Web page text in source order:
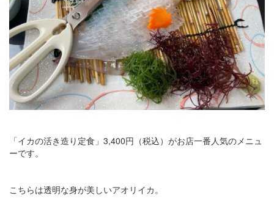
「イカの活き造り定食」3,400円（税込）がお店一番人気のメニュ
ーです。
こちらは透明な身が美しいアオリイカ。